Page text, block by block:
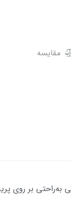
مقایسه
به‌راحتی بر روی